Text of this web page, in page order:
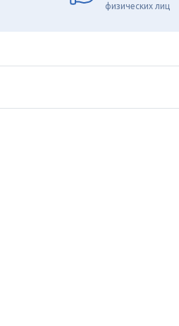
физических лиц